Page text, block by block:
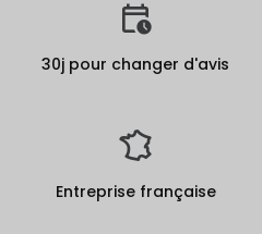
30j pour changer d'avis
Entreprise française